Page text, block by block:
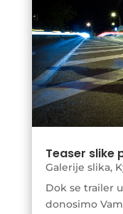
Teaser slike
Galerije slika,
Dok se trailer
donosimo